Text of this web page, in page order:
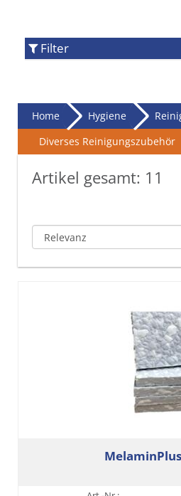
Filter
Home Hygiene
Diverses Reinigungszubehör
Artikel gesamt: 11